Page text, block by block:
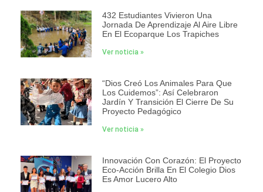
432 Estudiantes Vivieron Una
Jornada De Aprendizaje Al Aire Libre
En El Ecoparque Los Trapiches
Ver noticia »
“Dios Creó Los Animales Para Que
Los Cuidemos”: Así Celebraron
Jardín Y Transición El Cierre De Su
Proyecto Pedagógico
Ver noticia »
Innovación Con Corazón: El Proyecto
Eco-Acción Brilla En El Colegio Dios
Es Amor Lucero Alto